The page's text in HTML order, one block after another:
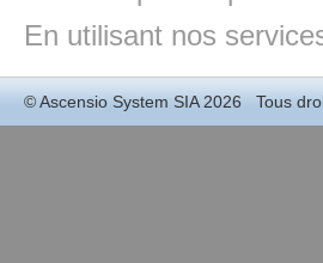
En utilisant nos
©Ascensio System SIA2026 Tous